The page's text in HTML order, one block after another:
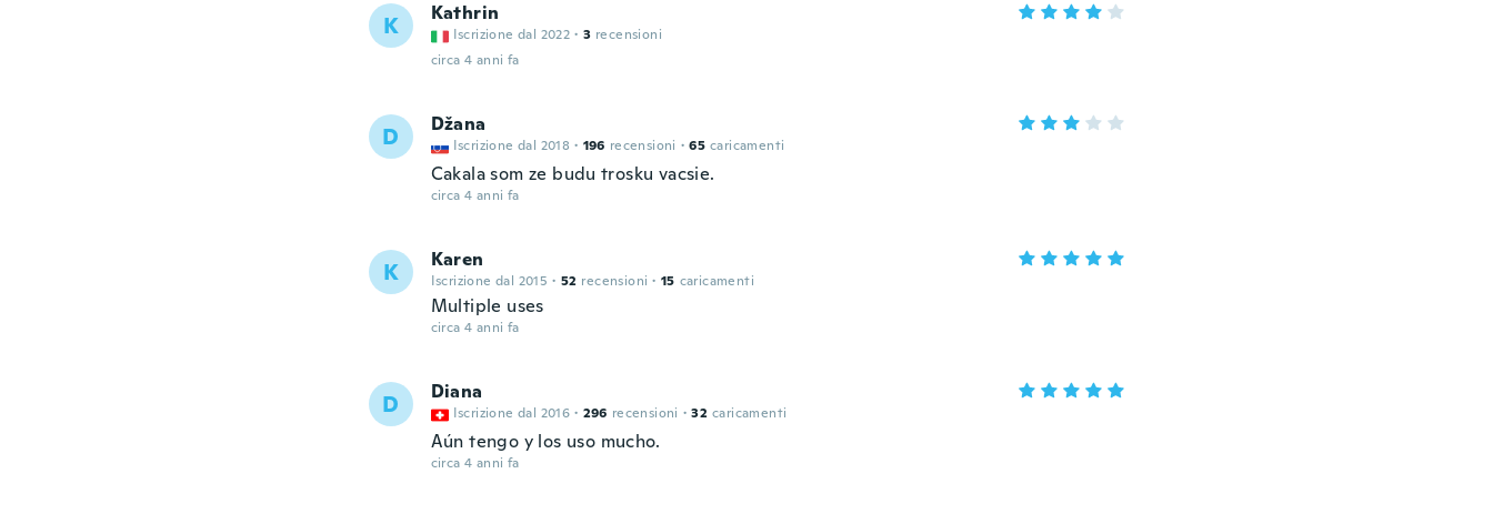
K Kathrin
Iscrizione dal 2022 · 3 recensioni
circa 4 anni fa
D Džana
Iscrizione dal 2018 · 196 recensioni · 65 caricamenti
Cakala som ze budu trosku vacsie.
circa 4 anni fa
K Karen
Iscrizione dal 2015 · 52 recensioni · 15 caricamenti
Multiple uses
circa 4 anni fa
D Diana
Iscrizione dal 2016 · 296 recensioni · 32 caricamenti
Aún tengo y los uso mucho.
circa 4 anni fa